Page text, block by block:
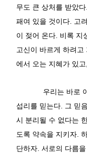
무도 큰 상처를 받았다
패여 있을 것이다
고
이 젖어 온다 비록 지
고신이 바르게 하려
에서 오는 지혜가 있고
우리는 바로
섭리를 믿는다
그 믿
시 분리될 수 없다는
도록 약속을 지키자
단하자 서로의 다름